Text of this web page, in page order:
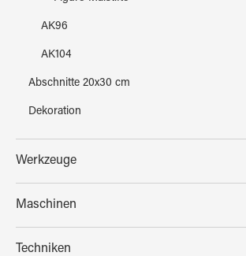
AK96
AK104
Abschnitte 20x30 cm
Dekoration
Werkzeuge
Maschinen
Techniken